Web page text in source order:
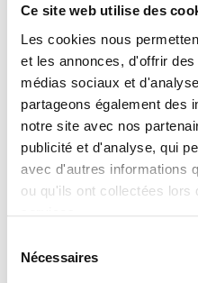
Ce site web utilise des
Les cookies nous
et les annonces, d'offrir
médias sociaux et
partageons également des
notre site avec nos
publicité et d'analyse, qui
avec d'autres informations
ou qu'ils ont collectées lors
Nécessaires